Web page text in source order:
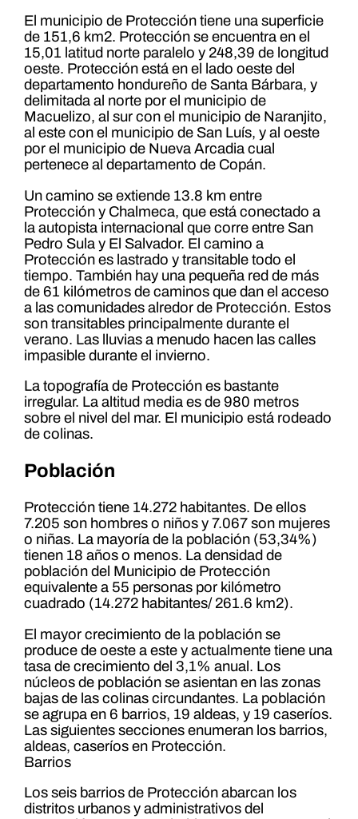
El municipio de Protección tiene una superficie
de 151,6 km2. Protección se encuentra en el
15,01 latitud norte paralelo y 248,39 de longitud
oeste. Protección está en el lado oeste del
departamento hondureño de Santa Bárbara, y
delimitada al norte por el municipio de
Macuelizo, al sur con el municipio de Naranjito,
al este con el municipio de San Luís, y al oeste
por el municipio de Nueva Arcadia cual
pertenece al departamento de Copán.
Un camino se extiende 13.8 km entre
Protección y Chalmeca, que está conectado a
la autopista internacional que corre entre San
Pedro Sula y El Salvador. El camino a
Protección es lastrado y transitable todo el
tiempo. También hay una pequeña red de más
de 61 kilómetros de caminos que dan el acceso
a las comunidades alredor de Protección. Estos
son transitables principalmente durante el
verano. Las lluvias a menudo hacen las calles
impasible durante el invierno.
La topografía de Protección es bastante
irregular. La altitud media es de 980 metros
sobre el nivel del mar. El municipio está rodeado
de colinas.
Población
Protección tiene 14.272 habitantes. De ellos
7.205 son hombres o niños y 7.067 son mujeres
o niñas. La mayoría de la población (53,34%)
tienen 18 años o menos. La densidad de
población del Municipio de Protección
equivalente a 55 personas por kilómetro
cuadrado (14.272 habitantes/ 261.6 km2).
El mayor crecimiento de la población se
produce de oeste a este y actualmente tiene una
tasa de crecimiento del 3,1% anual. Los
núcleos de población se asientan en las zonas
bajas de las colinas circundantes. La población
se agrupa en 6 barrios, 19 aldeas, y 19 caseríos.
Las siguientes secciones enumeran los barrios,
aldeas, caseríos en Protección.
Barrios
Los seis barrios de Protección abarcan los
distritos urbanos y administrativos del